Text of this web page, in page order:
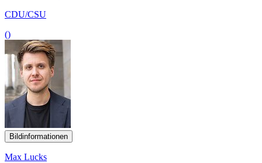
CDU/CSU
()
Bildinformationen
Max Lucks